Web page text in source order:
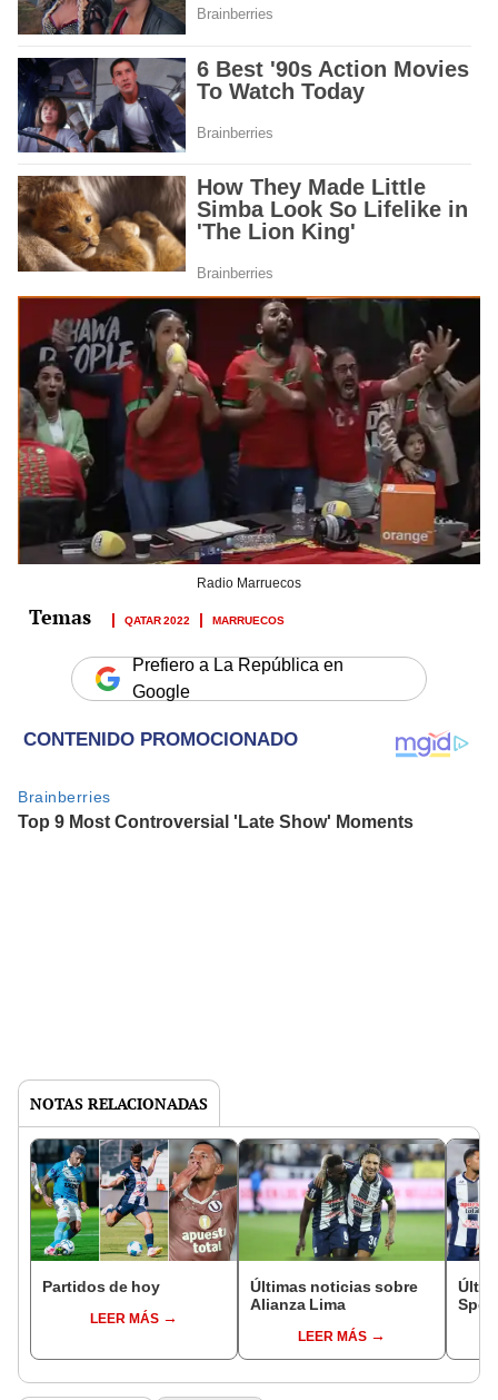
Radio Marruecos
QATAR 2022 MARRUECOS
Prefiero a La República en
Google
NOTAS RELACIONADAS
Partidos de hoy
LEER MÁS
Últimas noticias sobre
Alianza Lima
LEER MÁS